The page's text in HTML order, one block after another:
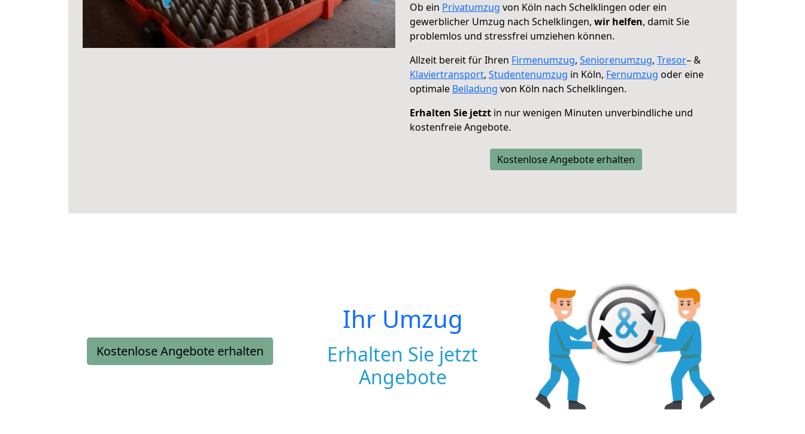
Ob ein Privatumzug von Köln nach Schelklingen oder ein
gewerblicher Umzug nach Schelklingen, wir helfen, damit Sie
problemlos und stressfrei umziehen können.
Allzeit bereit für Ihren Firmenumzug, Seniorenumzug, Tresor– &
Klaviertransport, Studentenumzug in Köln, Fernumzug oder eine
optimale Beiladung von Köln nach Schelklingen.
Erhalten Sie jetzt in nur wenigen Minuten unverbindliche und
kostenfreie Angebote.
Kostenlose Angebote erhalten
Kostenlose Angebote erhalten
Ihr Umzug
Erhalten Sie jetzt
Angebote